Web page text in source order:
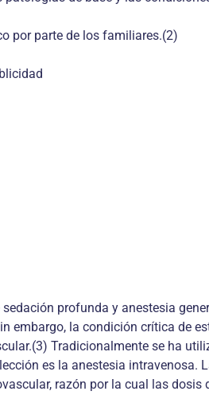
por parte de los familiares.(2)
profunda y anestesia
la condición crítica de
Tradicionalmente se ha
es la anestesia intravenosa.
razón por la cual las